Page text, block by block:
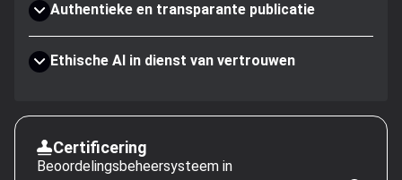
Authentieke en transparante publicatie
Ethische AI in dienst van vertrouwen
Certificering
Beoordelingsbeheersysteem in